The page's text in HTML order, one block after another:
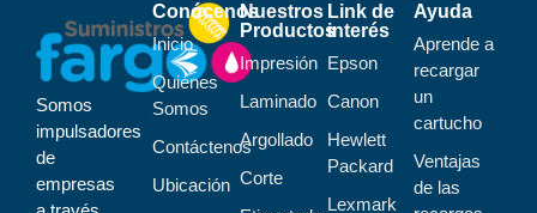
Somos
impulsadores
de
empresas
Conócenos
Inicio
Quiénes
Somos
Contáctenos
Ubicación
Nuestros
Productos
Impresión
Laminado
Argollado
Corte
Link de
interés
Epson
Canon
Hewlett
Packard
Lexmark
Ayuda
Aprende a
recargar
un
cartucho
Ventajas
de las